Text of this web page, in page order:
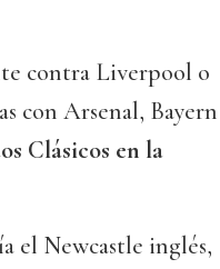
contra Liverpool o
con Arsenal, Bayern
Clásicos en la
el Newcastle inglés,